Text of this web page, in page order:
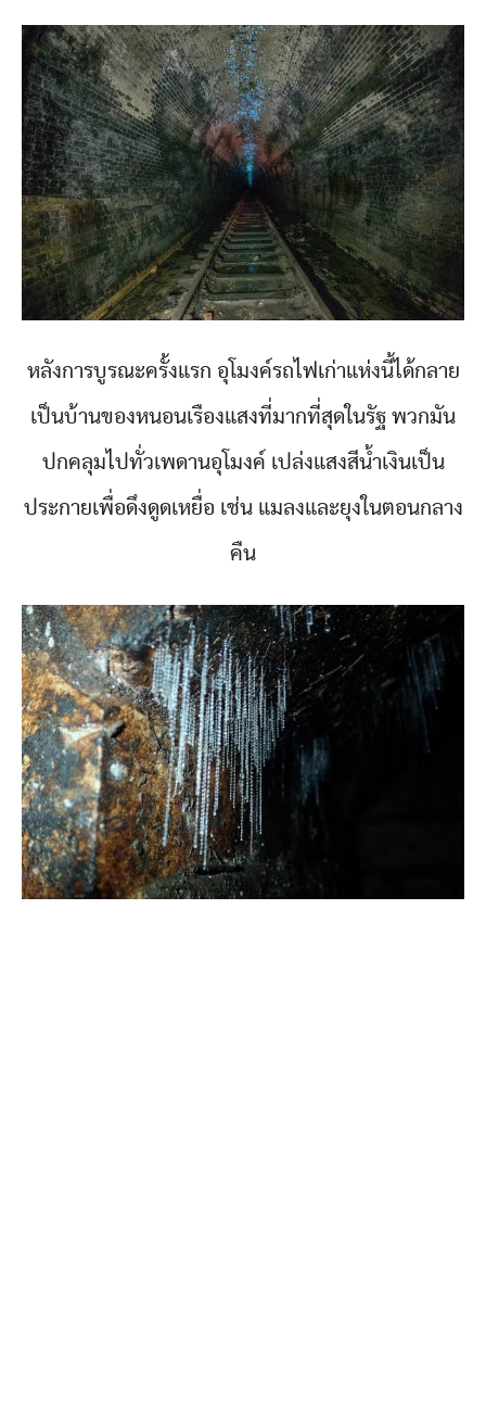
หลังการบูรณะครั้งแรก อุโมงค์รถไฟเก่าแห่งนี้ได้กลาย
เป็นบ้านของหนอนเรืองแสงที่มากที่สุดในรัฐ พวกมัน
ปกคลุมไปทั่วเพดานอุโมงค์ เปล่งแสงสีน้ำเงินเป็น
ประกายเพื่อดึงดูดเหยื่อ เช่น แมลงและยุงในตอนกลาง
คืน